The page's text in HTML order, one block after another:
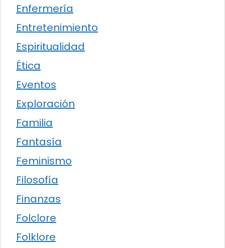
Enfermería
Entretenimiento
Espiritualidad
Ética
Eventos
Exploración
Familia
Fantasía
Feminismo
Filosofía
Finanzas
Folclore
Folklore